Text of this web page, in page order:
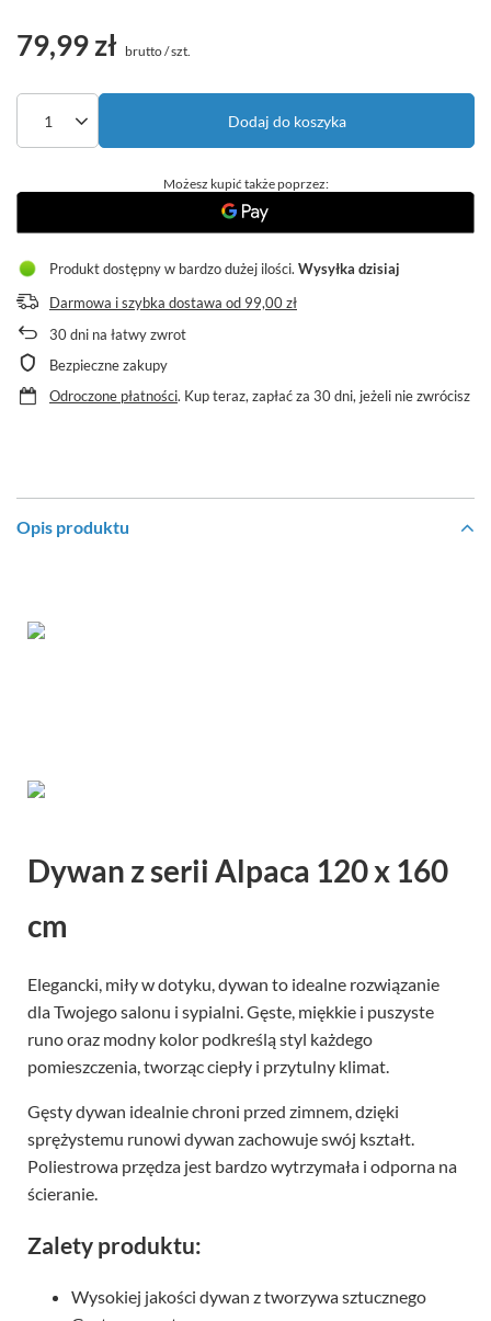
79,99 zł brutto/szt.
Dodaj do koszyka
Możesz kupić także poprzez:
Produkt dostępny w bardzo dużej ilości Wysyłka dzisiaj
Darmowa i szybka dostawa od 99,00 zł
30dni na łatwy zwrot
Bezpieczne zakupy
Odroczone płatności. Kup teraz, zapłać za 30 dni, jeżeli nie zwrócisz
Opis produktu
Dywan z serii Alpaca 120 x 160
cm
Elegancki, miły w dotyku, dywan to idealne rozwiązanie
dla Twojego salonu i sypialni. Gęste, miękkie i puszyste
runo oraz modny kolor podkreślą styl każdego
pomieszczenia, tworząc ciepły i przytulny klimat.
Gęsty dywan idealnie chroni przed zimnem, dzięki
sprężystemu runowi dywan zachowuje swój kształt.
Poliestrowa przędza jest bardzo wytrzymała i odporna na
ścieranie.
Zalety produktu:
Wysokiej jakości dywan z tworzywa sztucznego